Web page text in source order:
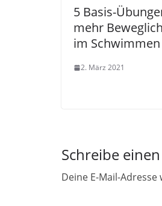
5 Basis-
mehr
im Schwimmen
2. März 2021
Schreibe
Deine E-Mail-